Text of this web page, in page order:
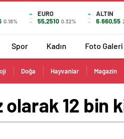
0.18%
EURO
55,2510 0.32%
ALTIN
6.660,55
Spor Kadın Foto Galeri
Doğa Hayvanlar Magazin
olarak 12